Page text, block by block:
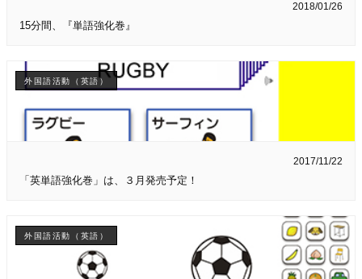
2018/01/26
15分間、『単語強化巻』
2017/11/22
「英単語強化巻」は、３月発売予定！
外国語活動（英語）
外国語活動（英語）